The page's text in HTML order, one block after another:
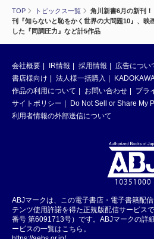
TOP トピックス一覧
角川新書6月の新刊
刊『知らないと恥をかく世界の大問題10』、映
した『同調圧力』など計5作品
会社概要 IR情報 採用情報 広告につい
書店様向け
法人様一括購入
作品の利用について
お問い合わせ
プラ
サイトポリシー
Do Not Sell or Share My
利用者情報の外部送信について
ABJマークは、この電子書店・電子書籍配
テンツ使用許諾を得た正規版配信サービス
番号 第6091713号）です。ABJマークの詳
ービスの一覧はこちら。